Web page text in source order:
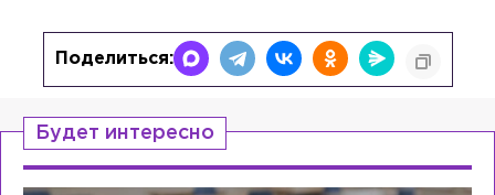
Поделиться:
Будет интересно